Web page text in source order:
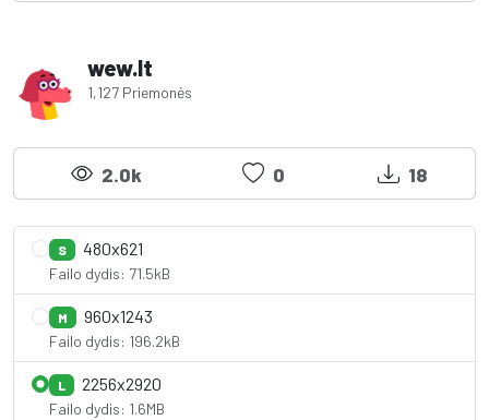
wew.lt
1,127 Priemonės
2.0k 0 18
S 480x621
Failo dydis: 71.5kB
M 960x1243
Failo dydis: 196.2kB
L 2256x2920
Failo dydis: 1.6MB